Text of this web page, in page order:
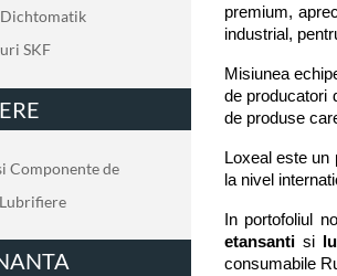
SKF
Componente de
premium,
industrial,
Misiunea
de producatori
de produse
Loxeal este
la nivel
In portofoliul
etansanti si
consumabile